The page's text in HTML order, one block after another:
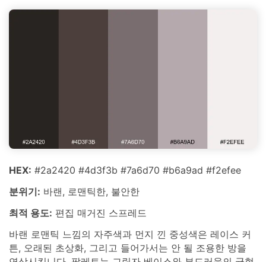
HEX: #2a2420 #4d3f3b #7a6d70 #b6a9ad #f2efee
분위기: 바랜, 로맨틱한, 불안한
최적 용도: 편집 매거진 스프레드
바랜 로맨틱 느낌의 자주색과 먼지 낀 중성색은 레이스 커
튼, 오래된 초상화, 그리고 들어가서는 안 될 조용한 방을